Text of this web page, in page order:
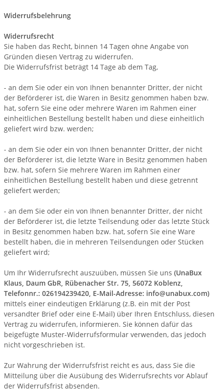
Widerrufsbelehrung
Widerrufsrecht
Sie haben das Recht, binnen 14 Tagen ohne Angabe von
Gründen diesen Vertrag zu widerrufen.
Die Widerrufsfrist beträgt 14 Tage ab dem Tag,
- an dem Sie oder ein von Ihnen benannter Dritter, der nicht
der Beförderer ist, die Waren in Besitz genommen haben bzw.
hat, sofern Sie eine oder mehrere Waren im Rahmen einer
einheitlichen Bestellung bestellt haben und diese einheitlich
geliefert wird bzw. werden;
- an dem Sie oder ein von Ihnen benannter Dritter, der nicht
der Beförderer ist, die letzte Ware in Besitz genommen haben
bzw. hat, sofern Sie mehrere Waren im Rahmen einer
einheitlichen Bestellung bestellt haben und diese getrennt
geliefert werden;
- an dem Sie oder ein von Ihnen benannter Dritter, der nicht
der Beförderer ist, die letzte Teilsendung oder das letzte Stück
in Besitz genommen haben bzw. hat, sofern Sie eine Ware
bestellt haben, die in mehreren Teilsendungen oder Stücken
geliefert wird;
Um Ihr Widerrufsrecht auszuüben, müssen Sie uns (UnaBux
Klaus, Daum GbR, Rübenacher Str. 75, 56072 Koblenz,
Telefonnr.: 026194239420, E-Mail-Adresse: info@unabux.com)
mittels einer eindeutigen Erklärung (z.B. ein mit der Post
versandter Brief oder eine E-Mail) über Ihren Entschluss, diesen
Vertrag zu widerrufen, informieren. Sie können dafür das
beigefügte Muster-Widerrufsformular verwenden, das jedoch
nicht vorgeschrieben ist.
Zur Wahrung der Widerrufsfrist reicht es aus, dass Sie die
Mitteilung über die Ausübung des Widerrufsrechts vor Ablauf
der Widerrufsfrist absenden.